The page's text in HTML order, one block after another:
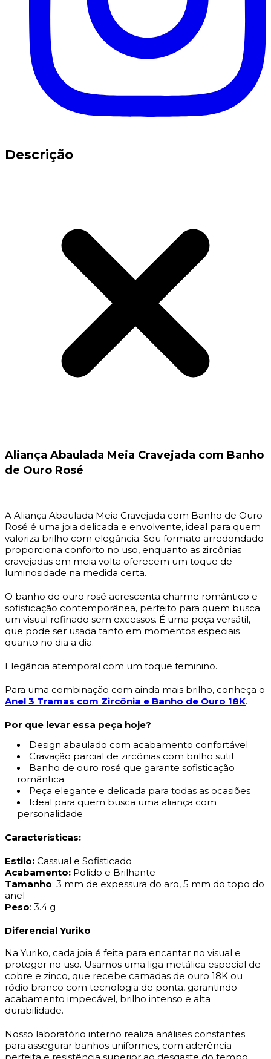
Descrição
Aliança Abaulada Meia Cravejada com Banho
de Ouro Rosé
A Aliança Abaulada Meia Cravejada com Banho de Ouro
Rosé é uma joia delicada e envolvente, ideal para quem
valoriza brilho com elegância. Seu formato arredondado
proporciona conforto no uso, enquanto as zircônias
cravejadas em meia volta oferecem um toque de
luminosidade na medida certa.
O banho de ouro rosé acrescenta charme romântico e
sofisticação contemporânea, perfeito para quem busca
um visual refinado sem excessos. É uma peça versátil,
que pode ser usada tanto em momentos especiais
quanto no dia a dia.
Elegância atemporal com um toque feminino.
Para uma combinação com ainda mais brilho, conheça o
Anel 3 Tramas com Zircônia e Banho de Ouro 18K.
Por que levar essa peça hoje?
Design abaulado com acabamento confortável
Cravação parcial de zircônias com brilho sutil
Banho de ouro rosé que garante sofisticação
romântica
Peça elegante e delicada para todas as ocasiões
Ideal para quem busca uma aliança com
personalidade
Características:
Estilo: Cassual e Sofisticado
Acabamento: Polido e Brilhante
Tamanho: 3 mm de expessura do aro, 5 mm do topo do
anel
Peso: 3.4 g
Diferencial Yuriko
Na Yuriko, cada joia é feita para encantar no visual e
proteger no uso. Usamos uma liga metálica especial de
cobre e zinco, que recebe camadas de ouro 18K ou
ródio branco com tecnologia de ponta, garantindo
acabamento impecável, brilho intenso e alta
durabilidade.
Nosso laboratório interno realiza análises constantes
para assegurar banhos uniformes, com aderência